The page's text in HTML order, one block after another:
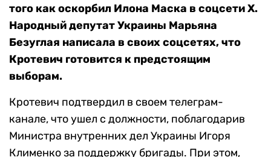
того как оскорбил Илона Маска в соцсети X.
Народный депутат Украины Марьяна
Безуглая написала в своих соцсетях, что
Кротевич готовится к предстоящим
выборам.
Кротевич подтвердил в своем телеграм-
канале, что ушел с должности, поблагодарив
Министра внутренних дел Украины Игоря
Клименко за поддержку бригады. При этом,